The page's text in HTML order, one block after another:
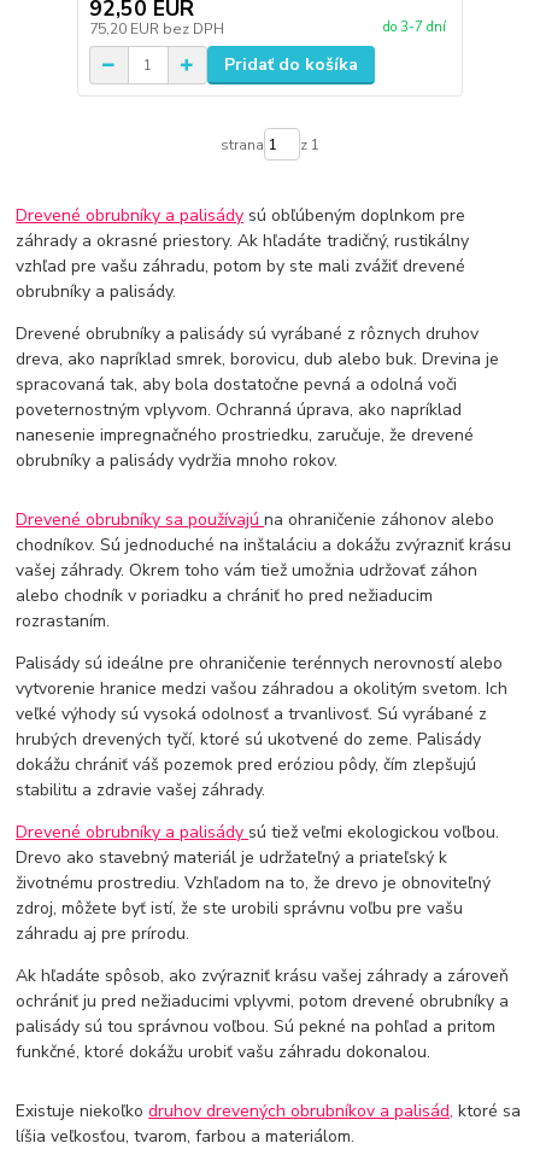
92,50 EUR
75,20 EUR bez DPH do 3-7 dní
Pridať do košíka
strana z 1
Drevené obrubníky a palisády sú obľúbeným doplnkom pre
záhrady a okrasné priestory. Ak hľadáte tradičný, rustikálny
vzhľad pre vašu záhradu, potom by ste mali zvážiť drevené
obrubníky a palisády.
Drevené obrubníky a palisády sú vyrábané z rôznych druhov
dreva, ako napríklad smrek, borovicu, dub alebo buk. Drevina je
spracovaná tak, aby bola dostatočne pevná a odolná voči
poveternostným vplyvom. Ochranná úprava, ako napríklad
nanesenie impregnačného prostriedku, zaručuje, že drevené
obrubníky a palisády vydržia mnoho rokov.
Drevené obrubníky sa používajúna ohraničenie záhonov alebo
chodníkov. Sú jednoduché na inštaláciu a dokážu zvýrazniť krásu
vašej záhrady. Okrem toho vám tiež umožnia udržovať záhon
alebo chodník v poriadku a chrániť ho pred nežiaducim
rozrastaním.
Palisády sú ideálne pre ohraničenie terénnych nerovností alebo
vytvorenie hranice medzi vašou záhradou a okolitým svetom. Ich
veľké výhody sú vysoká odolnosť a trvanlivosť. Sú vyrábané z
hrubých drevených tyčí, ktoré sú ukotvené do zeme. Palisády
dokážu chrániť váš pozemok pred eróziou pôdy, čím zlepšujú
stabilitu a zdravie vašej záhrady.
Drevené obrubníky a palisády sú tiež veľmi ekologickou voľbou.
Drevo ako stavebný materiál je udržateľný a priateľský k
životnému prostrediu. Vzhľadom na to, že drevo je obnoviteľný
zdroj, môžete byť istí, že ste urobili správnu voľbu pre vašu
záhradu aj pre prírodu.
Ak hľadáte spôsob, ako zvýrazniť krásu vašej záhrady a zároveň
ochrániť ju pred nežiaducimi vplyvmi, potom drevené obrubníky a
palisády sú tou správnou voľbou. Sú pekné na pohľad a pritom
funkčné, ktoré dokážu urobiť vašu záhradu dokonalou.
Existuje niekoľkodruhov drevených obrubníkov a palisád, ktoré sa
líšia veľkosťou, tvarom, farbou a materiálom.